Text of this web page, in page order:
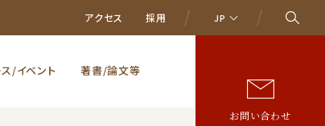
アクセス 採用 JP
/イベント 著書/論文等
お問い合わせ